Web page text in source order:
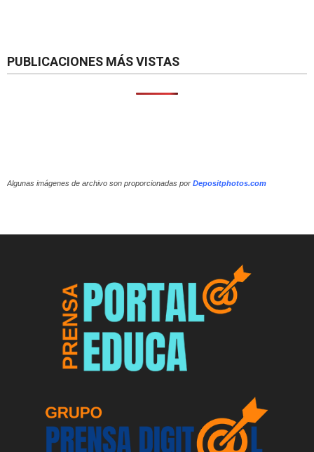
PUBLICACIONES MÁS VISTAS
Algunas imágenes de archivo son proporcionadas por Depositphotos.com